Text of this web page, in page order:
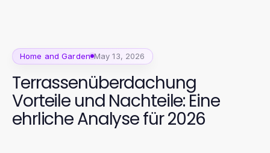
Home and Garden May 13, 2026
Terrassenüberdachung
Vorteile und Nachteile: Eine
ehrliche Analyse für 2026